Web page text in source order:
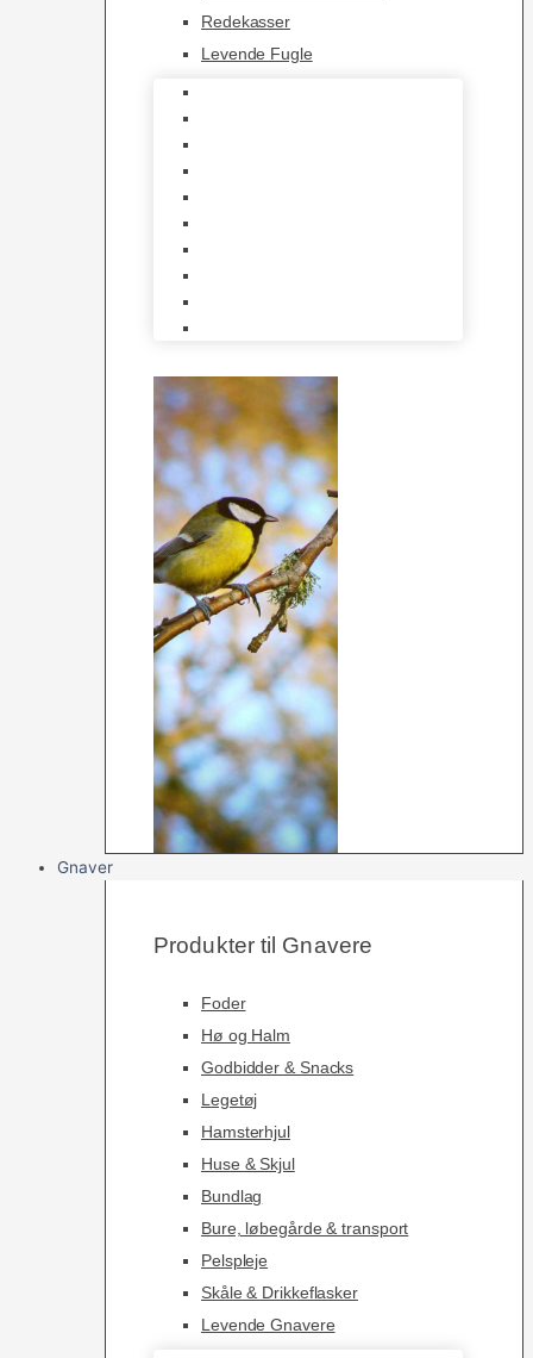
Redekasser
Levende Fugle
Gnaver
Produkter til Gnavere
Foder
Hø og Halm
Godbidder & Snacks
Legetøj
Hamsterhjul
Huse & Skjul
Bundlag
Bure, løbegårde & transport
Pelspleje
Skåle & Drikkeflasker
Levende Gnavere